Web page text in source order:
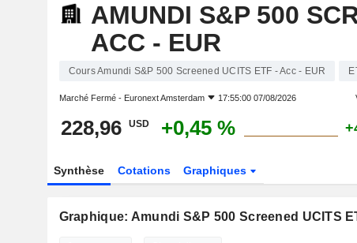
AMUNDI S&P 500
ACC - EUR
Cours Amundi S&P 500 Screened UCITS ETF - Acc - EUR
Marché Fermé - Euronext Amsterdam 17:55:00 07/08/2026
228,96 USD +0,45 %
Synthèse Cotations Graphiques
Graphique: Amundi S&P 500 Screened UCITS